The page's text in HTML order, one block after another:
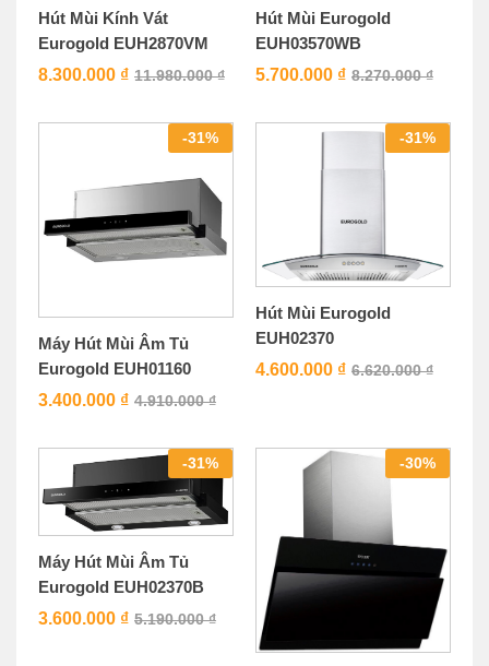
Hút Mùi Kính Vát
Eurogold EUH2870VM
8.300.000 ₫ 11.980.000₫
Hút Mùi Eurogold
EUH03570WB
5.700.000 ₫ 8.270.000₫
-31%
Máy Hút Mùi Âm Tủ
Eurogold EUH01160
3.400.000 ₫ 4.910.000₫
-31%
Hút Mùi Eurogold
EUH02370
4.600.000 ₫ 6.620.000₫
-31%
Máy Hút Mùi Âm Tủ
Eurogold EUH02370B
3.600.000 ₫ 5.190.000₫
-30%